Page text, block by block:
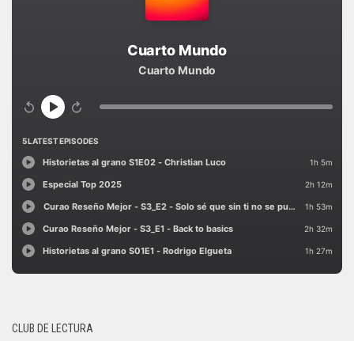
CLUB DE LECTURA